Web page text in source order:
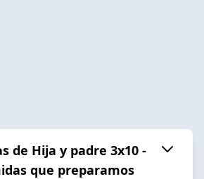
de Hija y padre 3x10 -
que preparamos